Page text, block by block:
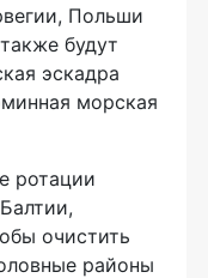
Польши
будут
эскадра
морская
ротации
очистить
районы